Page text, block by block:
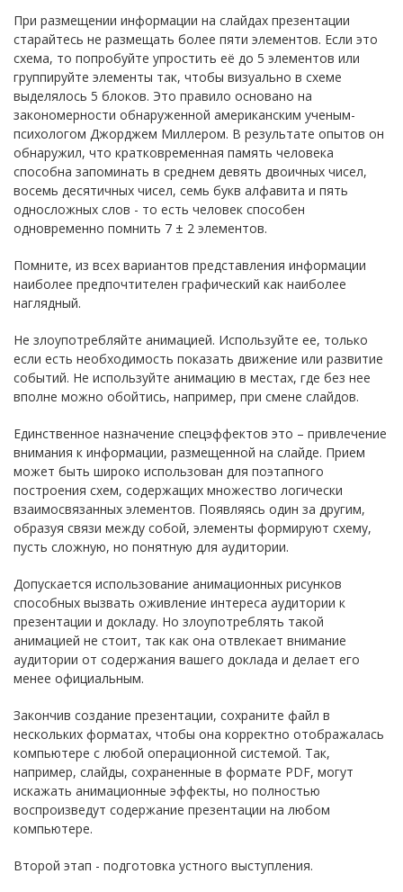
При размещении информации на слайдах презентации
старайтесь не размещать более пяти элементов. Если это
схема, то попробуйте упростить её до 5 элементов или
группируйте элементы так, чтобы визуально в схеме
выделялось 5 блоков. Это правило основано на
закономерности обнаруженной американским ученым-
психологом Джорджем Миллером. В результате опытов он
обнаружил, что кратковременная память человека
способна запоминать в среднем девять двоичных чисел,
восемь десятичных чисел, семь букв алфавита и пять
односложных слов - то есть человек способен
одновременно помнить 7 ± 2 элементов.
Помните, из всех вариантов представления информации
наиболее предпочтителен графический как наиболее
наглядный.
Не злоупотребляйте анимацией. Используйте ее, только
если есть необходимость показать движение или развитие
событий. Не используйте анимацию в местах, где без нее
вполне можно обойтись, например, при смене слайдов.
Единственное назначение спецэффектов это – привлечение
внимания к информации, размещенной на слайде. Прием
может быть широко использован для поэтапного
построения схем, содержащих множество логически
взаимосвязанных элементов. Появляясь один за другим,
образуя связи между собой, элементы формируют схему,
пусть сложную, но понятную для аудитории.
Допускается использование анимационных рисунков
способных вызвать оживление интереса аудитории к
презентации и докладу. Но злоупотреблять такой
анимацией не стоит, так как она отвлекает внимание
аудитории от содержания вашего доклада и делает его
менее официальным.
Закончив создание презентации, сохраните файл в
нескольких форматах, чтобы она корректно отображалась
компьютере с любой операционной системой. Так,
например, слайды, сохраненные в формате PDF, могут
искажать анимационные эффекты, но полностью
воспроизведут содержание презентации на любом
компьютере.
Второй этап - подготовка устного выступления.